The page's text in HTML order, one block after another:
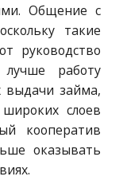
Общение с
такие
руководство
работу
выдачи займа,
слоев
кооператив
оказывать